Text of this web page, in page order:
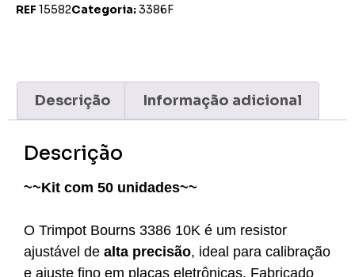
REF 15582Categoria:3386F
Descrição Informação adicional
Descrição
~~Kit com 50 unidades~~
O Trimpot Bourns 3386 10K é um resistor
ajustável de alta precisão, ideal para calibração
e ajuste fino em placas eletrônicas. Fabricado